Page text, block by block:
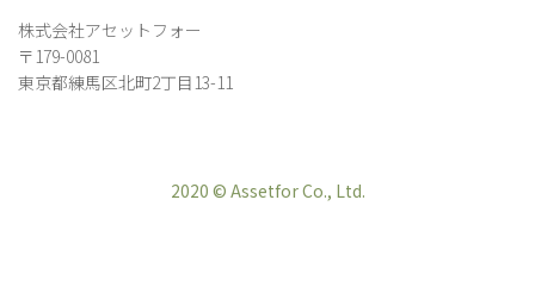
株式会社アセットフォー
〒179-0081
東京都練馬区北町2丁目13-11
2020 © Assetfor Co., Ltd.